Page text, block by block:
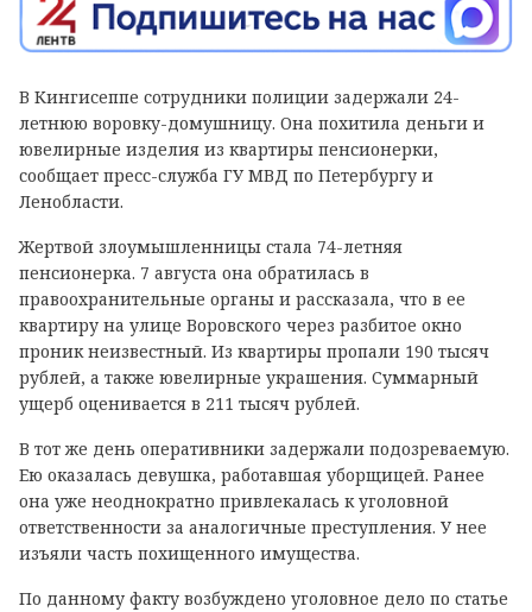
В Кингисеппе сотрудники полиции задержали 24-
летнюю воровку-домушницу. Она похитила деньги и
ювелирные изделия из квартиры пенсионерки,
сообщает пресс-служба ГУ МВД по Петербургу и
Ленобласти.
Жертвой злоумышленницы стала 74-летняя
пенсионерка. 7 августа она обратилась в
правоохранительные органы и рассказала, что в ее
квартиру на улице Воровского через разбитое окно
проник неизвестный. Из квартиры пропали 190 тысяч
рублей, а также ювелирные украшения. Суммарный
ущерб оценивается в 211 тысяч рублей.
В тот же день оперативники задержали подозреваемую.
Ею оказалась девушка, работавшая уборщицей. Ранее
она уже неоднократно привлекалась к уголовной
ответственности за аналогичные преступления. У нее
изъяли часть похищенного имущества.
По данному факту возбуждено уголовное дело по статье